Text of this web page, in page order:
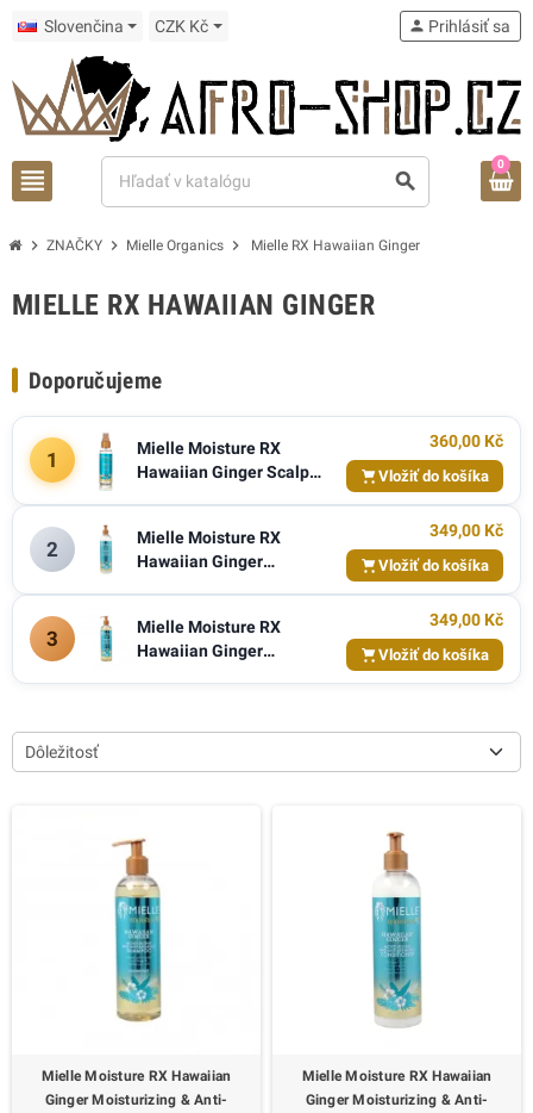
Slovenčina CZK Kč
view_headline search
person Prihlásiť sa
0
chevron_right ZNAČKY chevron_right Mielle Organics chevron_right Mielle RX Hawaiian Ginger
MIELLE RX HAWAIIAN GINGER
Doporučujeme
1
Mielle Moisture RX
Hawaiian Ginger Scalp
360,00 Kč
Vložiť do košíka
2
Mielle Moisture RX
Hawaiian Ginger
ml
349,00 Kč
Vložiť do košíka
3
Mielle Moisture RX
Hawaiian Ginger
349,00 Kč
Vložiť do košíka
Dôležitosť
Mielle Moisture RX Hawaiian
Ginger Moisturizing & Anti-
Mielle Moisture RX Hawaiian
Ginger Moisturizing & Anti-